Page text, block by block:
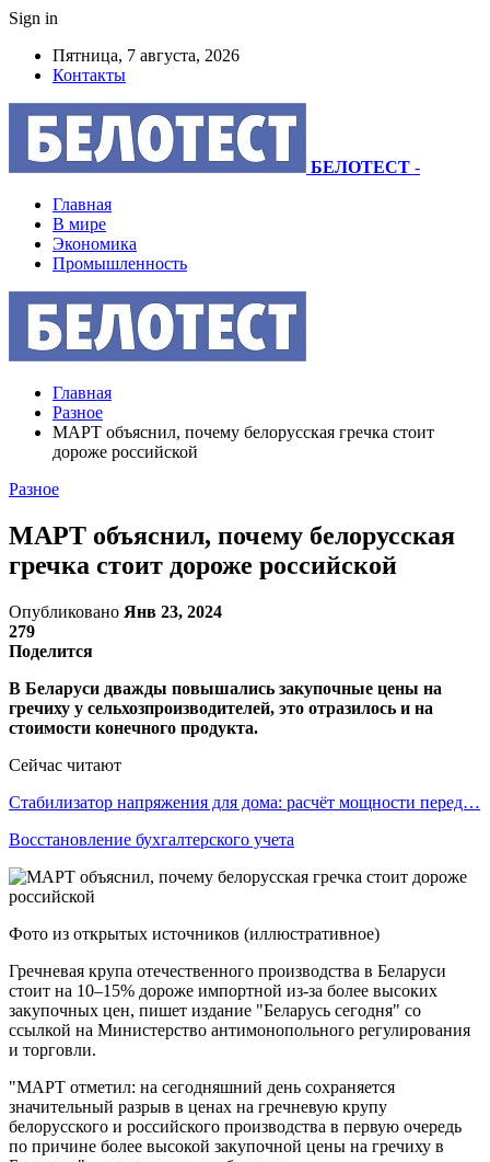
Sign in
Пятница, 7 августа, 2026
Контакты
БЕЛОТЕСТ -
Главная
В мире
Экономика
Промышленность
Главная
Разное
МАРТ объяснил, почему белорусская гречка стоит
дороже российской
Разное
МАРТ объяснил, почему белорусская
гречка стоит дороже российской
Опубликовано Янв 23, 2024
279
Поделится
В Беларуси дважды повышались закупочные цены на
гречиху у сельхозпроизводителей, это отразилось и на
стоимости конечного продукта.
Сейчас читают
Стабилизатор напряжения для дома: расчёт мощности перед…
Восстановление бухгалтерского учета
Фото из открытых источников (иллюстративное)
Гречневая крупа отечественного производства в Беларуси
стоит на 10–15% дороже импортной из-за более высоких
закупочных цен, пишет издание "Беларусь сегодня" со
ссылкой на Министерство антимонопольного регулирования
и торговли.
"МАРТ отметил: на сегодняшний день сохраняется
значительный разрыв в ценах на гречневую крупу
белорусского и российского производства в первую очередь
по причине более высокой закупочной цены на гречиху в